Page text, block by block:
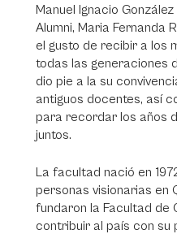
Manuel Ignacio
Alumni, Maria Fernanda
el gusto de recibir a los
todas las generaciones
dio pie a la su
antiguos docentes, así
para recordar los años
juntos.
La facultad nació en
personas visionarias en
fundaron la Facultad de
contribuir al país con su